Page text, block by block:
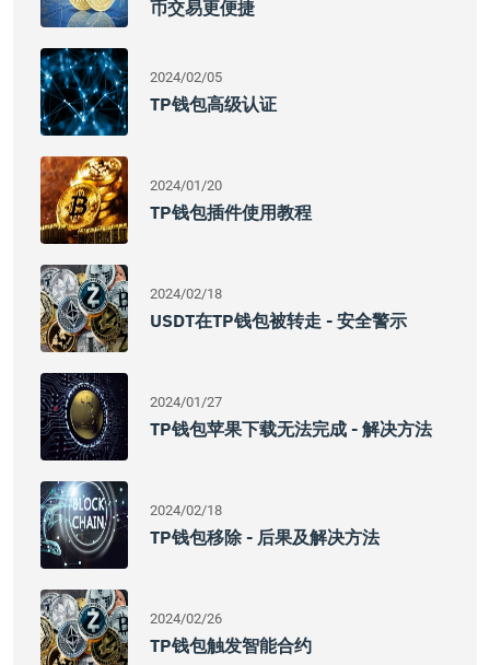
币交易更便捷
2024/02/05
TP钱包高级认证
2024/01/20
TP钱包插件使用教程
2024/02/18
USDT在TP钱包被转走 - 安全警示
2024/01/27
TP钱包苹果下载无法完成 - 解决方法
2024/02/18
TP钱包移除 - 后果及解决方法
2024/02/26
TP钱包触发智能合约